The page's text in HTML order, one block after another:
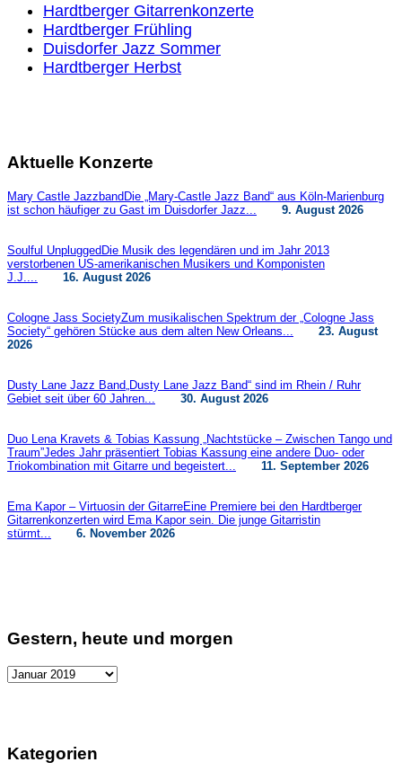
Hardtberger Gitarrenkonzerte
Hardtberger Frühling
Duisdorfer Jazz Sommer
Hardtberger Herbst
Aktuelle Konzerte
Mary Castle Jazzband Die „Mary-Castle Jazz Band“ aus Köln-Marienburg
ist schon häufiger zu Gast im Duisdorfer Jazz...
9. August 2026
Soulful Unplugged Die Musik des legendären und im Jahr 2013
verstorbenen US-amerikanischen Musikers und Komponisten
J.J....
16. August 2026
Cologne Jass SocietyZum musikalischen Spektrum der „Cologne Jass
Society“ gehören Stücke aus dem alten New Orleans...
23. August
2026
Dusty Lane Jazz Band„Dusty Lane Jazz Band“ sind im Rhein / Ruhr
Gebiet seit über 60 Jahren...
30. August 2026
Duo Lena Kravets & Tobias Kassung „Nachtstücke – Zwischen Tango und
Traum”Jedes Jahr präsentiert Tobias Kassung eine andere Duo- oder
Triokombination mit Gitarre und begeistert...
11. September 2026
Ema Kapor – Virtuosin der GitarreEine Premiere bei den Hardtberger
Gitarrenkonzerten wird Ema Kapor sein. Die junge Gitarristin
stürmt...
6. November 2026
Gestern, heute und morgen
Gestern,
Kategorien